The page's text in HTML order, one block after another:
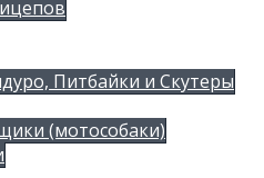
Питбайки и Скутеры
(мотособаки)